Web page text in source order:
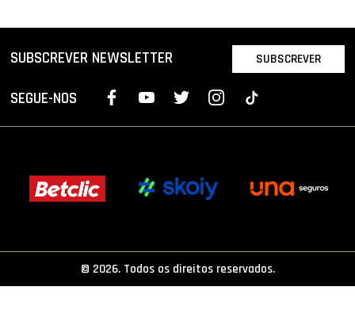
LIGA BETCLIC FEMININA
SUBSCREVER NEWSLETTER SUBSCREVER
SEGUE-NOS
© 2026. Todos os direitos reservados.